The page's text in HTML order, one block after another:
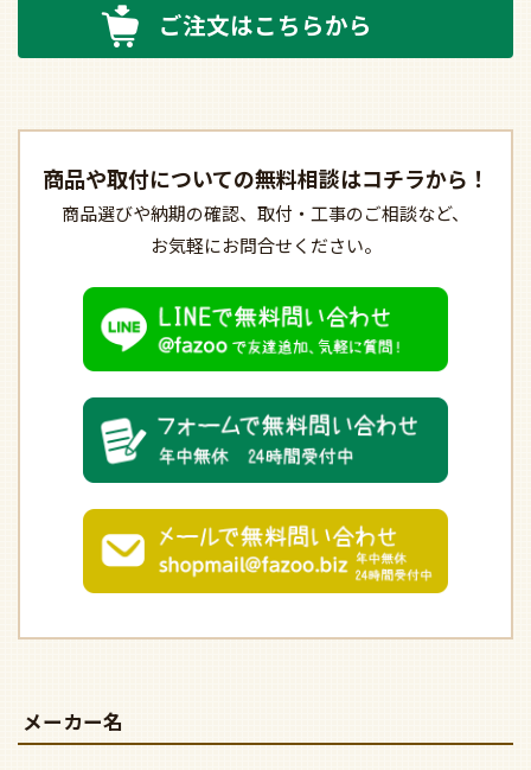
ご注文はこちらから
商品や取付についての無料相談はコチラから！
商品選びや納期の確認、 取付・工事のご相談など、
お気軽にお問合せください。
メーカー名